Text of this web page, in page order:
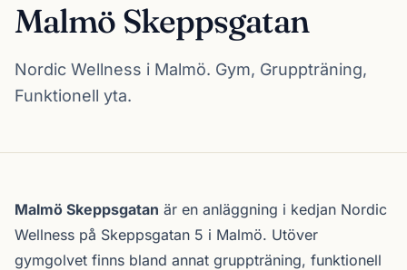
Malmö Skeppsgatan
Nordic Wellness i Malmö. Gym, Gruppträning,
Funktionell yta.
Om Malmö Skeppsgatan
Malmö Skeppsgatan är en anläggning i kedjan Nordic
Wellness på Skeppsgatan 5 i Malmö. Utöver
gymgolvet finns bland annat gruppträning, funktionell